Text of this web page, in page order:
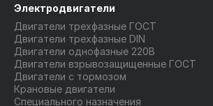
Электродвигатели
Двигатели трехфазные ГОСТ
Двигатели трехфазные DIN
Двигатели однофазные 220В
Двигатели взрывозащищенные ГОСТ
Двигатели с тормозом
Крановые двигатели
Специального назначения